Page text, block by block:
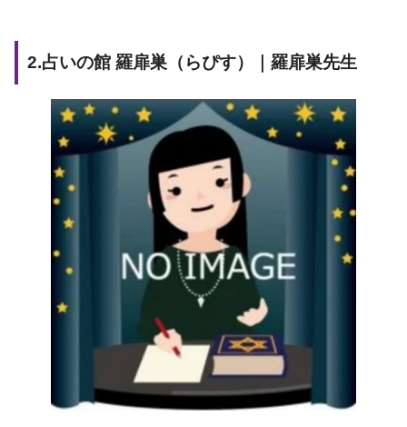
2.占いの館 羅扉巣（らぴす）｜羅扉巣先生